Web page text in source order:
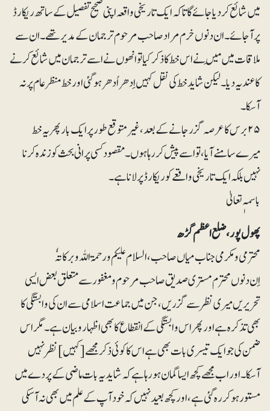
میں شائع کردیا جائے گا تاکہ ایک تاریخی واقعہ اپنی صحیح تفصیل کے ساتھ ریکارڈ
پر آجائے۔ ان دنوں خرم مراد صاحب مرحوم ترجمان کے مدیر تھے۔ان سے
ملاقات میں مَیں نے اس خط کا ذکر کیا تو انھوں نے اسے ترجمان میں شائع کرنے
کا عندیہ دیا۔ لیکن شاید خط کی نقل کہیں اِدھراُدھر ہوگئی اورخط منظرعام پر نہ
آسکا۔
۲۵برس کا عرصہ گزر جانے کے بعد، غیرمتوقع طور پر ایک بار پھر یہ خط
میرے سامنے آیا، تو اسے پیش کر رہا ہوں۔ مقصود کسی پرانی بحث کو زندہ کرنا
نہیں بلکہ ایک تاریخی واقعے کو ریکارڈ پر لانا ہے۔
باسمہٖ تعالیٰ
پھول پور، ضلع اعظم گڑھ
محترمی و مکرمی جناب میاں صاحب،السلام علیکم ورحمۃ اللہ وبرکاتہٗ
اِن دنوں محترم مستری صدیق صاحب مرحوم و مغفور سے متعلق بعض ایسی
تحریریں میری نظر سے گزریں، جن میں جماعت اسلامی سے ان کی وابستگی کا
بھی تذکرہ ہے اور پھر اس وابستگی کے انقطاع کا بھی اظہارو بیان ہے۔ مگر اس
ضمن کی جو ایک تیسری بات بھی ہے اس کا کوئی ذکر مجھے [کہیں] نظر نہیں
آسکا۔ اور اب مجھے کچھ ایسا گمان ہورہا ہے کہ شاید یہ بات ماضی کے پردے میں
مستور ہوکر رہ گئی ہے، اور کچھ بعید نہیں کہ خود آپ کےعلم میں بھی نہ آسکی